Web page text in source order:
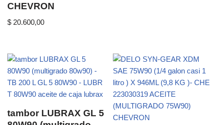
CHEVRON
$ 20.600,00
tambor LUBRAX GL 5